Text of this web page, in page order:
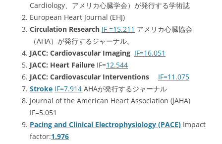
Cardiology、アメリカ心臓学会）が発行する学術誌
European Heart Journal (EHJ)
Circulation Research IF =15.211 アメリカ心臓協会
（AHA）が発行するジャーナル。
JACC: Cardiovascular Imaging IF=16.051
JACC: Heart Failure IF=12.544
JACC: Cardiovascular Interventions
IF=11.075
Stroke IF=7.914 AHAが発行するジャーナル
Journal of the American Heart Association (JAHA)
IF=5.051
Pacing and Clinical Electrophysiology (PACE) Impact
factor:1.976